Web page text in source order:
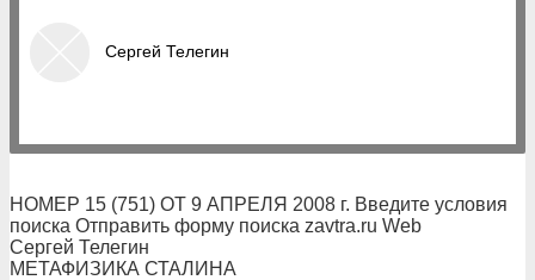
Сергей Телегин
НОМЕР 15 (751) ОТ 9 АПРЕЛЯ 2008 г. Введите условия
поиска Отправить форму поиска zavtra.ru Web
Сергей Телегин
МЕТАФИЗИКА СТАЛИНА